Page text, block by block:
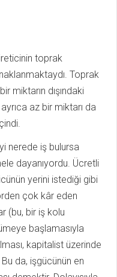
toprak
Toprak
miktarın dışındaki
az bir miktarı da
nerede iş bulursa
dayanıyordu. Ücretli
yerini istediği gibi
çok kâr eden
(bu, bir iş kolu
başlamasıyla
kapitalist üzerinde
da, işgücünün en